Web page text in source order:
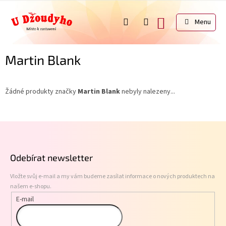
obsah
NÁKUPNÍ
KOŠÍK
Martin Blank
Žádné produkty značky Martin Blanknebyly nalezeny...
Odebírat newsletter
Vložte svůj e-mail a my vám budeme zasílat informace o nových produktech na
našem e-shopu.
E-mail